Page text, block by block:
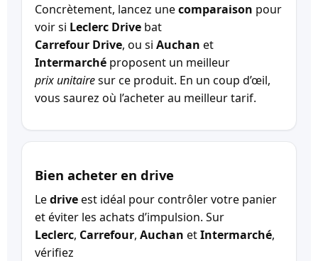
Concrètement, lancez unecomparaison pour
voir si Leclerc Drive bat
Carrefour Drive, ou si Auchan et
Intermarché proposent un meilleur
prix unitairesur ce produit. En un coup d’œil,
vous saurez où l’acheter au meilleur tarif.
Bien acheter en drive
Ledriveest idéal pour contrôler votre panier
et éviter les achats d’impulsion. Sur
Leclerc, Carrefour, Auchan etIntermarché,
vérifiez